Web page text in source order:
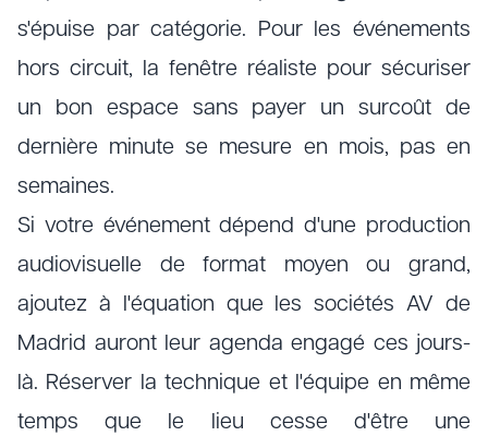
s'épuise par catégorie. Pour les événements
hors circuit, la fenêtre réaliste pour sécuriser
un bon espace sans payer un surcoût de
dernière minute se mesure en mois, pas en
semaines.
Si votre événement dépend d'une production
audiovisuelle de format moyen ou grand,
ajoutez à l'équation que les sociétés AV de
Madrid auront leur agenda engagé ces jours-
là. Réserver la technique et l'équipe en même
temps que le lieu cesse d'être une